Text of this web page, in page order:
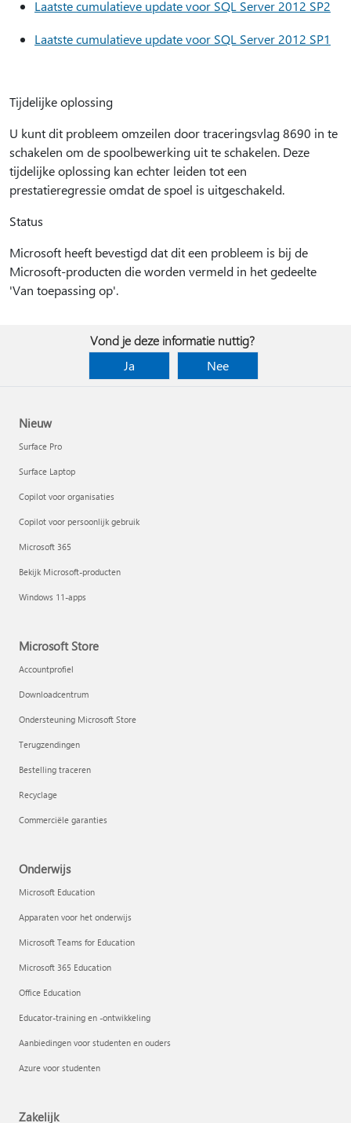
Laatste cumulatieve update voor SQL Server 2012 SP2
Laatste cumulatieve update voor SQL Server 2012 SP1
Tijdelijke oplossing
U kunt dit probleem omzeilen door traceringsvlag 8690 in te
schakelen om de spoolbewerking uit te schakelen. Deze
tijdelijke oplossing kan echter leiden tot een
prestatieregressie omdat de spoel is uitgeschakeld.
Status
Microsoft heeft bevestigd dat dit een probleem is bij de
Microsoft-producten die worden vermeld in het gedeelte
'Van toepassing op'.
Vond je deze informatie nuttig?
Ja
Nee
Nieuw
Surface Pro
Surface Laptop
Copilot voor organisaties
Copilot voor persoonlijk gebruik
Microsoft 365
Bekijk Microsoft-producten
Windows 11-apps
Microsoft Store
Accountprofiel
Downloadcentrum
Ondersteuning Microsoft Store
Terugzendingen
Bestelling traceren
Recyclage
Commerciële garanties
Onderwijs
Microsoft Education
Apparaten voor het onderwijs
Microsoft Teams for Education
Microsoft 365 Education
Office Education
Educator-training en -ontwikkeling
Aanbiedingen voor studenten en ouders
Azure voor studenten
Zakelijk